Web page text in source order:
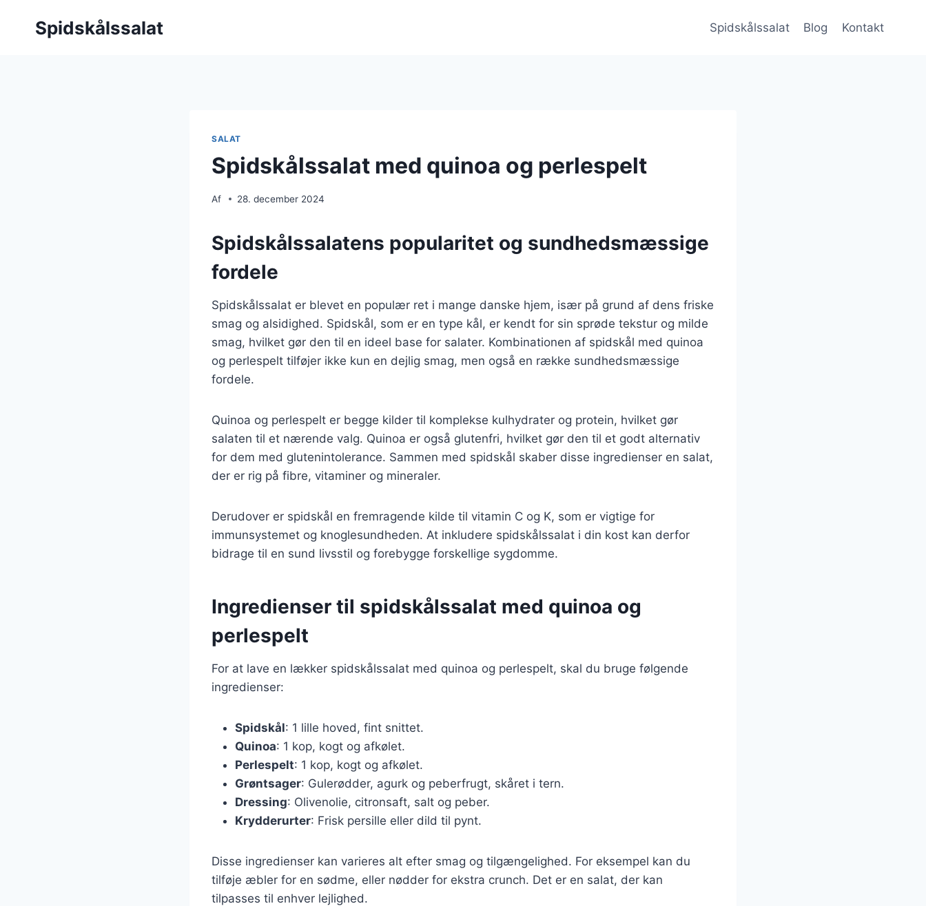
Spidskålssalat Spidskålssalat Blog Kontakt
SALAT
Spidskålssalat med quinoa og perlespelt
Af 28. december 2024
Spidskålssalatens popularitet og sundhedsmæssige
fordele
Spidskålssalat er blevet en populær ret i mange danske hjem, især på grund af dens friske
smag og alsidighed. Spidskål, som er en type kål, er kendt for sin sprøde tekstur og milde
smag, hvilket gør den til en ideel base for salater. Kombinationen af spidskål med quinoa
og perlespelt tilføjer ikke kun en dejlig smag, men også en række sundhedsmæssige
fordele.
Quinoa og perlespelt er begge kilder til komplekse kulhydrater og protein, hvilket gør
salaten til et nærende valg. Quinoa er også glutenfri, hvilket gør den til et godt alternativ
for dem med glutenintolerance. Sammen med spidskål skaber disse ingredienser en salat,
der er rig på fibre, vitaminer og mineraler.
Derudover er spidskål en fremragende kilde til vitamin C og K, som er vigtige for
immunsystemet og knoglesundheden. At inkludere spidskålssalat i din kost kan derfor
bidrage til en sund livsstil og forebygge forskellige sygdomme.
Ingredienser til spidskålssalat med quinoa og
perlespelt
For at lave en lækker spidskålssalat med quinoa og perlespelt, skal du bruge følgende
ingredienser:
Spidskål: 1 lille hoved, fint snittet.
Quinoa: 1 kop, kogt og afkølet.
Perlespelt: 1 kop, kogt og afkølet.
Grøntsager: Gulerødder, agurk og peberfrugt, skåret i tern.
Dressing: Olivenolie, citronsaft, salt og peber.
Krydderurter: Frisk persille eller dild til pynt.
Disse ingredienser kan varieres alt efter smag og tilgængelighed. For eksempel kan du
tilføje æbler for en sødme, eller nødder for ekstra crunch. Det er en salat, der kan
tilpasses til enhver lejlighed.